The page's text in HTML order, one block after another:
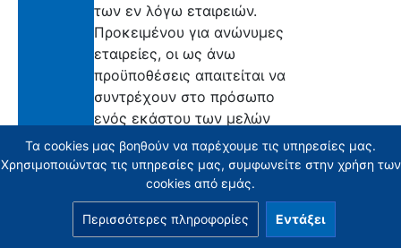
των εν λόγω εταιρειών.
Προκειμένου για ανώνυμες
εταιρείες, οι ως άνω
προϋποθέσεις απαιτείται να
συντρέχουν στο πρόσωπο
ενός εκάστου των μελών
του Δ.Σ. και των
εκπροσώπων αυτών, καθώς
και όσων εκ των μετόχων
κατέχουν ή αποκτούν
μετοχές που
Τα cookies μας βοηθούν να παρέχουμε τις υπηρεσίες μας.
Χρησιμοποιώντας τις υπηρεσίες μας, συμφωνείτε στην χρήση των
cookies από εμάς.
Περισσότερες πληροφορίες Εντάξει